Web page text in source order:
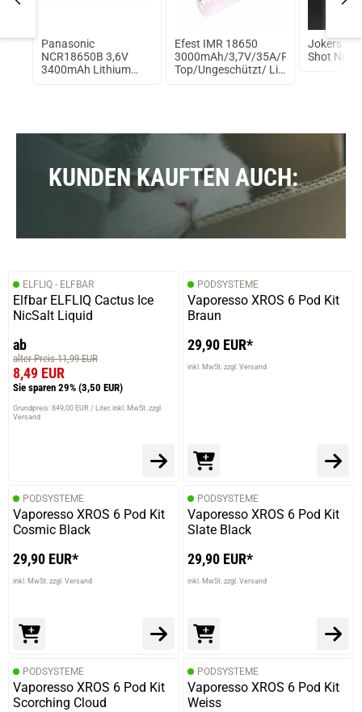
prev
Panasonic
NCR18650B 3,6V
3400mAh Lithium
Efest IMR 18650
3000mAh/3,7V/35A/Flat
Top/Ungeschützt/ Li-
Jokers
Shot
KUNDEN KAUFTEN AUCH:
ELFLIQ - ELFBAR
Elfbar ELFLIQ Cactus Ice
NicSalt Liquid
ab
alter Preis 11,99 EUR
8,49 EUR
Sie sparen 29% (3,50 EUR)
Grundpreis: 849,00 EUR / Liter inkl. MwSt. zzgl.
Versand
PODSYSTEME
Vaporesso XROS 6 Pod Kit
Braun
29,90 EUR*
inkl. MwSt. zzgl. Versand
PODSYSTEME
Vaporesso XROS 6 Pod Kit
Cosmic Black
29,90 EUR*
inkl. MwSt. zzgl. Versand
PODSYSTEME
Vaporesso XROS 6 Pod Kit
Slate Black
29,90 EUR*
inkl. MwSt. zzgl. Versand
PODSYSTEME
Vaporesso XROS 6 Pod Kit
Scorching Cloud
PODSYSTEME
Vaporesso XROS 6 Pod Kit
Weiss